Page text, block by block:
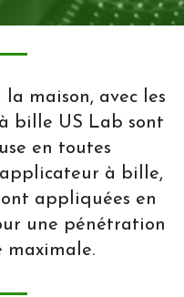
maison, avec les
bille US Lab sont
en toutes
à bille,
appliquées en
une pénétration
maximale.